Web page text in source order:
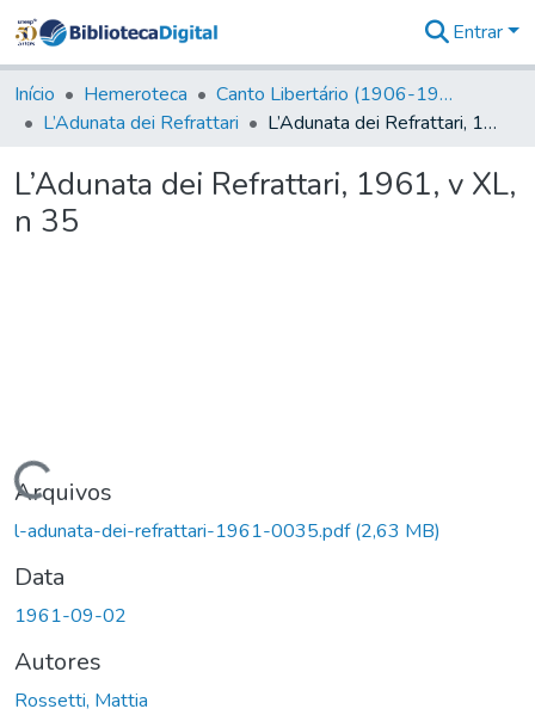
&
Coleções
Tudo na
Digital
Entrar
Início Hemeroteca
Canto Libertário (1906-1995)
L’Adunata dei Refrattari
L’Adunata dei Refrattari, 1961, v XL, n 35
L’Adunata dei Refrattari, 1961, v XL,
n 35
Carregando...
Arquivos
l-adunata-dei-refrattari-1961-0035.pdf(2,63 MB)
Data
1961-09-02
Autores
Rossetti, Mattia